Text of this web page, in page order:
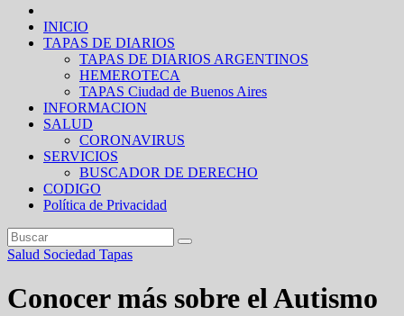
INICIO
TAPAS DE DIARIOS
TAPAS DE DIARIOS ARGENTINOS
HEMEROTECA
TAPAS Ciudad de Buenos Aires
INFORMACION
SALUD
CORONAVIRUS
SERVICIOS
BUSCADOR DE DERECHO
CODIGO
Política de Privacidad
Salud Sociedad Tapas
Conocer más sobre el Autismo